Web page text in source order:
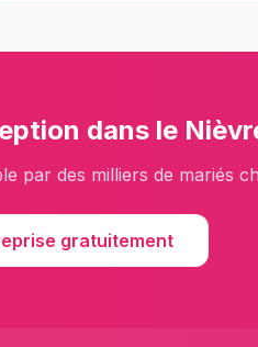
dans le
par des milliers de mariés
gratuitement